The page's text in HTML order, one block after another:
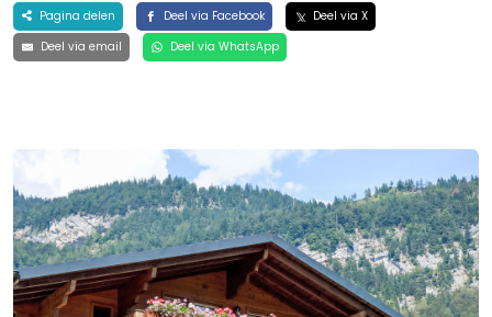
Pagina delen Deel via Facebook
Deel via X
Deel via email
Deel via WhatsApp